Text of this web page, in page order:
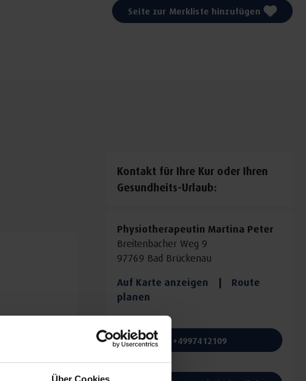
Über Cookies
Seite zur Merkliste hinzufügen
Kontakt für Ihre Kur oder Ihren
Gesundheits-Urlaub:
Physiotherapeutin Martina Peter
Breitenbacher Weg 9
97769 Bad Brückenau
Auf Karte anzeigen |
Route
planen
+4997412109
E-Mail: